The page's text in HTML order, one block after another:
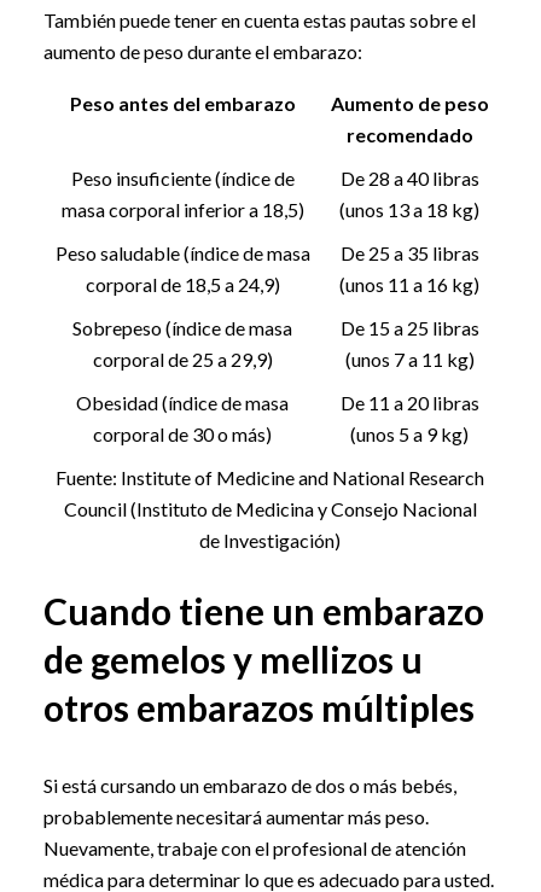
También puede tener en cuenta estas pautas sobre el
aumento de peso durante el embarazo:
Peso antes del embarazo
Aumento de peso
recomendado
Peso insuficiente (índice de
masa corporal inferior a 18,5)
De 28 a 40 libras
(unos 13 a 18 kg)
Peso saludable (índice de masa
corporal de 18,5 a 24,9)
De 25 a 35 libras
(unos 11 a 16 kg)
Sobrepeso (índice de masa
corporal de 25 a 29,9)
De 15 a 25 libras
(unos 7 a 11 kg)
Obesidad (índice de masa
corporal de 30 o más)
De 11 a 20 libras
(unos 5 a 9 kg)
Fuente: Institute of Medicine and National Research
Council (Instituto de Medicina y Consejo Nacional
de Investigación)
Cuando tiene un embarazo
de gemelos y mellizos u
otros embarazos múltiples
Si está cursando un embarazo de dos o más bebés,
probablemente necesitará aumentar más peso.
Nuevamente, trabaje con el profesional de atención
médica para determinar lo que es adecuado para usted.